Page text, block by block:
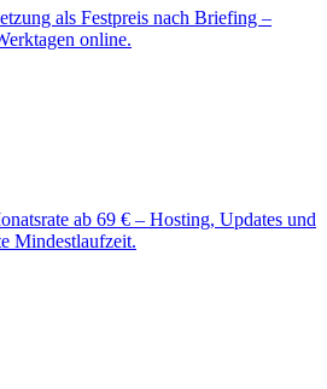
als Festpreis nach Briefing –
online.
ab 69 € – Hosting, Updates und
Mindestlaufzeit.